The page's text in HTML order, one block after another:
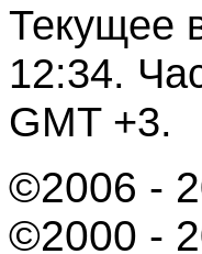
Текущее
12:34.
GMT +3.
©2006 -
©2000 -